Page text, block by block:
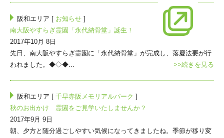
阪和エリア [ お知らせ ]
南大阪やすらぎ霊園「永代納骨堂」誕生！
2017年10月 8日
先日、南大阪やすらぎ霊園に「永代納骨堂」が完成し、落慶法要が行
われました。◆◇◆...
>>続きを見る
阪和エリア [ 千早赤阪メモリアルパーク ]
秋のお出かけ 霊園をご見学いたしませんか？
2017年9月 9日
朝、夕方と随分過ごしやすい気候になってきましたね。季節が移り変